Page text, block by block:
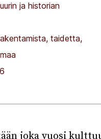
ja historian
taidetta,
joka vuosi